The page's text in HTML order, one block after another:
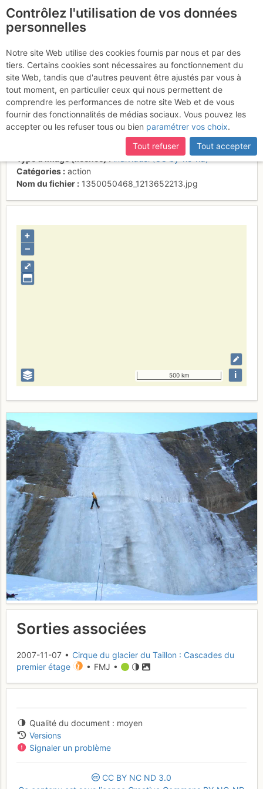
Ice dans le grand mur
du premier niveau
Activités
Date/heure
individuel (CC by-nc-nd)
Catégories
action
Nom du fichier
1350050468_1213652213.jpg
⤢
+
–
500 km i
Sorties associées
2007-11-07 • Cirque du glacier du Taillon : Cascades du
premier étage
• FMJ •
Qualité du document
moyen
Versions
Signaler un problème
CC BY NC ND 3.0
Contrôlez l'utilisation de vos données
personnelles
Notre site Web utilise des cookies fournis par nous et par des
tiers. Certains cookies sont nécessaires au fonctionnement du
site Web, tandis que d'autres peuvent être ajustés par vous à
tout moment, en particulier ceux qui nous permettent de
comprendre les performances de notre site Web et de vous
fournir des fonctionnalités de médias sociaux. Vous pouvez les
accepter ou les refuser tous ou bien paramétrer vos choix.
Tout refuser
Tout accepter